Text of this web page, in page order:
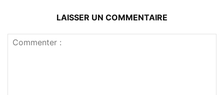
LAISSER UN COMMENTAIRE